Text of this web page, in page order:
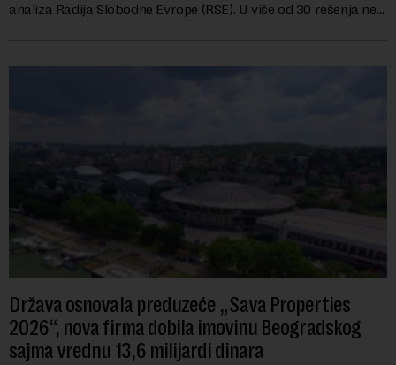
analiza Radija Slobodne Evrope (RSE). U više od 30 rešenja ne
Država osnovala preduzeće „Sava Properties
2026“, nova firma dobila imovinu Beogradskog
sajma vrednu 13,6 milijardi dinara